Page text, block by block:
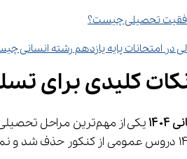
تحصیلی چیست؟
کلیدی برای
۱۴۰۴